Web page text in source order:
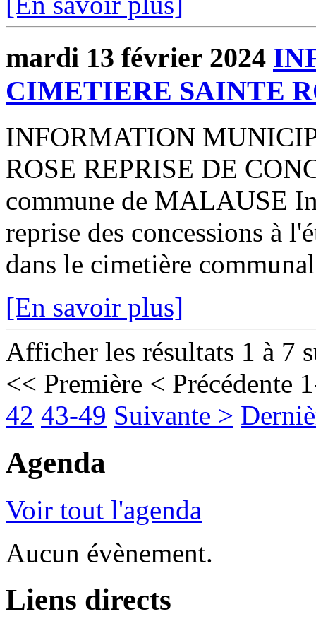
mardi 13 février 2024
CIMETIERE SAINTE
INFORMATION
ROSE REPRISE DE
commune de MALAUSE
reprise des concessions à
dans le cimetière
[En savoir plus]
Afficher les résultats 1 à 7
<< Première < Précédente
42 43-49 Suivante >
Agenda
Voir tout l'agenda
Aucun évènement.
Liens directs